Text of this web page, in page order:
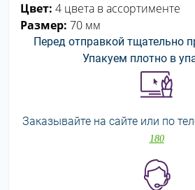
Цвет: 4 цвета в ассортименте
Размер: 70 мм
Перед отправкой тщательно
Упакуем плотно в
Заказывайте на сайте или по
180